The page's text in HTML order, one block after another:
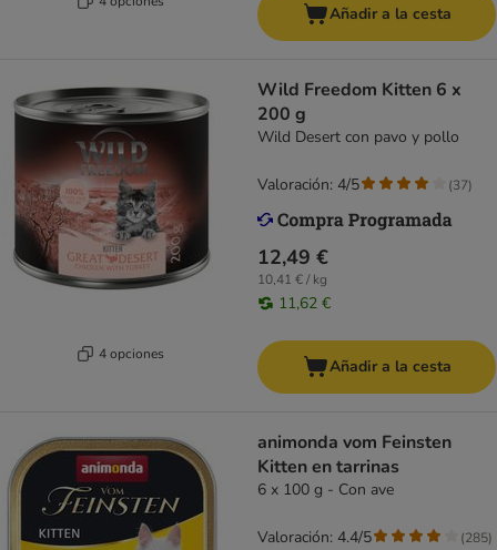
Añadir a la cesta
4 opciones
Wild Freedom Kitten 6 x
200 g
Wild Desert con pavo y pollo
12,49 €
10,41 € / kg
11,62 €
Valoración: 4/5 (37)
Añadir a la cesta
animonda vom Feinsten
Kitten en tarrinas
6 x 100 g - Con ave
Valoración: 4.4/5 (285)